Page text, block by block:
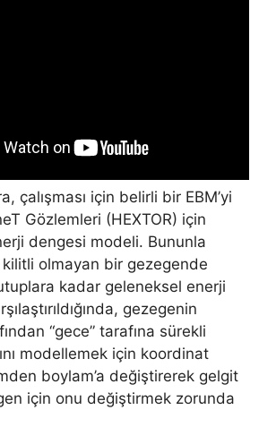
çalışması için belirli bir EBM’yi
Gözlemleri (HEXTOR) için
dengesi modeli. Bununla
olmayan bir gezegende
kadar geleneksel enerji
gezegenin
“gece” tarafına sürekli
modellemek için koordinat
boylam’a değiştirerek gelgit
için onu değiştirmek zorunda